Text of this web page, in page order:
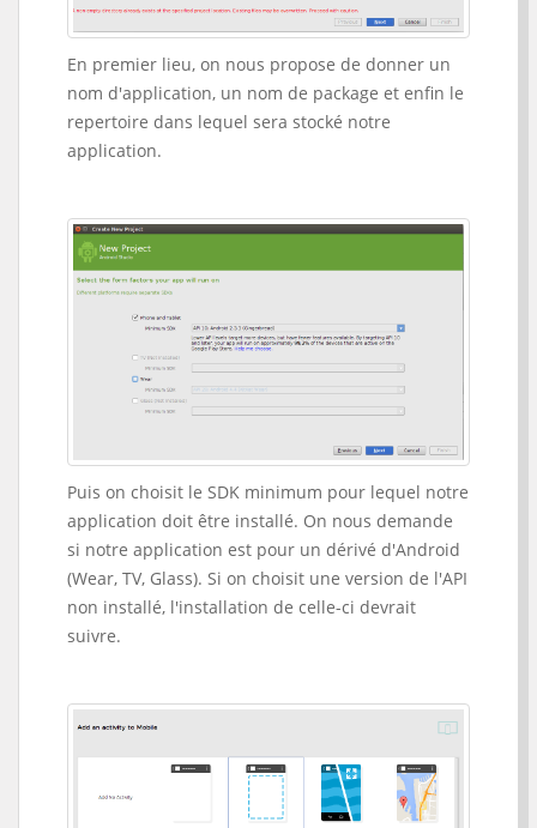
En premier lieu, on nous propose de donner un
nom d'application, un nom de package et enfin le
repertoire dans lequel sera stocké notre
application.
Puis on choisit le SDK minimum pour lequel notre
application doit être installé. On nous demande
si notre application est pour un dérivé d'Android
(Wear, TV, Glass). Si on choisit une version de l'API
non installé, l'installation de celle-ci devrait
suivre.